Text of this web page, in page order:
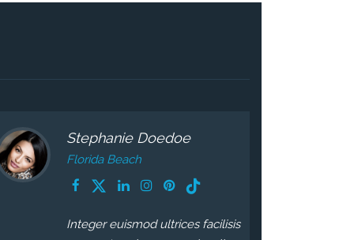
Stephanie Doedoe
Florida Beach
Integer euismod ultrices facilisis